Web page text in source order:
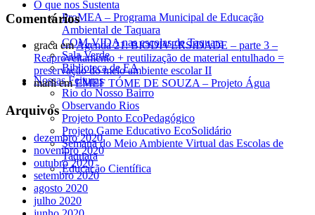
O que nos Sustenta
ProMEA – Programa Municipal de Educação
Ambiental de Taquara
COM-VIDA nas escolas de Taquara
Sala Verde
Biblioteca de EA
Nossas Feituras
Rio do Nosso Bairro
Observando Rios
Projeto Ponto EcoPedagógico
Projeto Game Educativo EcoSolidário
Semana do Meio Ambiente Virtual das Escolas de
Taquara
Educação Científica
Comentários
graca emAgenda 21: BIODIVERSIDADE – parte 3 –
Reaproveitamento + reutilização de material entulhado =
preservação do meio ambiente escolar II
marliemEMEF TÓME DE SOUZA – Projeto Água
Arquivos
dezembro 2020
novembro 2020
outubro 2020
setembro 2020
agosto 2020
julho 2020